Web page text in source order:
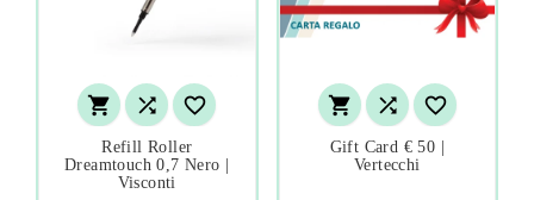
  
Refill Roller
Dreamtouch 0,7 Nero |
Visconti
  
Gift Card € 50 |
Vertecchi